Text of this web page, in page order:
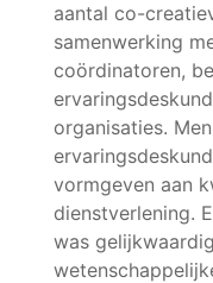
aantal co-
samenwerking
coördinatoren,
organisaties.
vormgeven aan
dienstverlening.
was